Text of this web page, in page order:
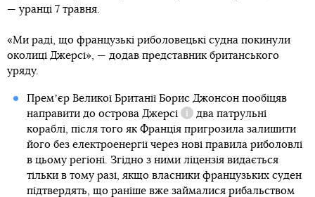
— уранці 7 травня.
«Ми раді, що французькі риболовецькі судна покинули
околиці Джерсі», — додав представник британського
уряду.
Премʼєр Великої Британії Борис Джонсон пообіцяв
направити до острова Джерсі
Довідка
два патрульні
кораблі, після того як Франція пригрозила залишити
його без електроенергії через нові правила риболовлі
в цьому регіоні. Згідно з ними ліцензія видається
тільки в тому разі, якщо власники французьких суден
підтвердять, що раніше вже займалися рибальством